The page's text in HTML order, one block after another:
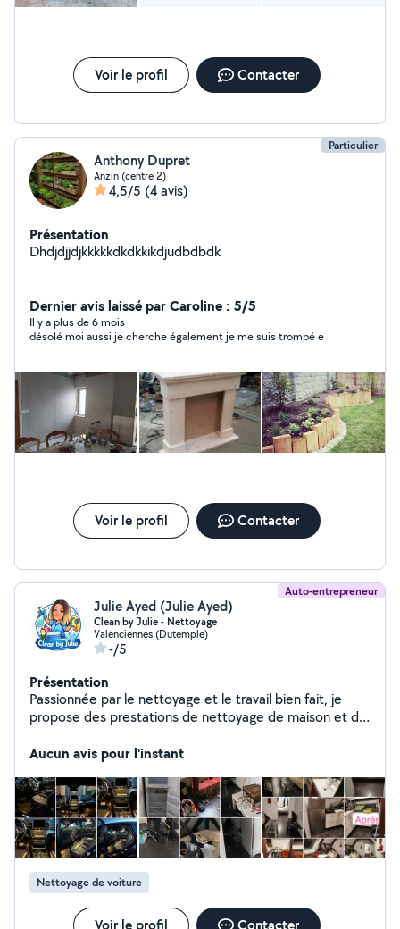
Voir le profil Contacter
Particulier
Anthony Dupret
Anzin (centre 2)
4,5/5 (4 avis)
Présentation
Dhdjdjjdjkkkkkdkdkkikdjudbdbdk
Dernier avis laissé par Caroline : 5/5
Il y a plus de 6 mois
désolé moi aussi je cherche également je me suis trompé e
Voir le profil Contacter
Auto-entrepreneur
Julie Ayed (Julie Ayed)
Clean by Julie - Nettoyage
Valenciennes (Dutemple)
-/5
Présentation
Passionnée par le nettoyage et le travail bien fait, je
propose des prestations de nettoyage de maison et de
confiance, je m'adapte à vos besoins pour un résultat
- disponible et réactive.
Aucun avis pour l'instant
Nettoyage de voiture
Voir le profil Contacter